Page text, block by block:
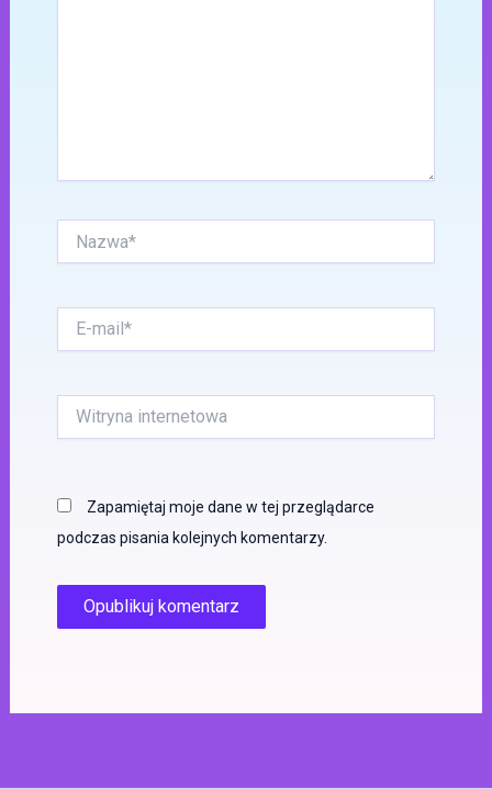
mail*
internetowa
Zapamiętaj moje dane w tej przeglądarce
podczas pisania kolejnych komentarzy.